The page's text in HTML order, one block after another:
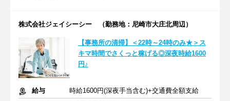
株式会社ジェイシーシー （勤務地：尼崎市大庄北周辺）
【事務所の清掃】＜22時～24時のみ★＞ス
キマ時間でさくっと稼げる◎深夜時給1600
円♪
給与
時給1600円(深夜手当含む)+交通費全額支給